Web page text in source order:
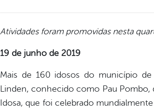
Atividades foram promovidas nesta
19 de junho de 2019
Mais de 160 idosos do município de
Linden, conhecido como Pau Pombo,
Idosa, que foi celebrado